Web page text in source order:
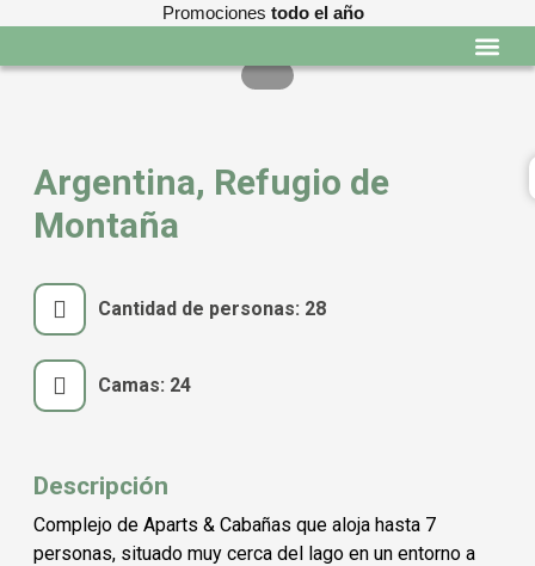
Promociones todo el año
Argentina, Refugio de
Montaña
Cantidad de personas: 28
Camas: 24
Descripción
Complejo de Aparts & Cabañas que aloja hasta 7
personas, situado muy cerca del lago en un entorno a